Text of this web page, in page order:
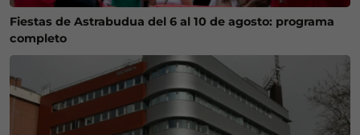
Fiestas de Astrabudua del 6 al 10 de agosto: programa
completo